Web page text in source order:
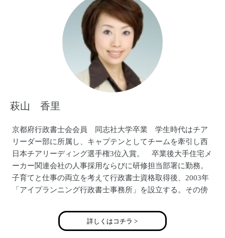
萩山 香里
京都府行政書士会会員 同志社大学卒業 学生時代はチア
リーダー部に所属し、キャプテンとしてチームを牽引し西
日本チアリーディング選手権3位入賞。 卒業後大手住宅メ
ーカー関連会社の人事採用ならびに研修担当部署に勤務。
子育てと仕事の両立を考えて行政書士資格取得後、2003年
「アイプランニング行政書士事務所」を設立する。その傍
書士合格講座のほか、複数の大学で法律講座を担当。
一方、行政書士試験合格後チアリーディングの活動も再開
詳しくはコチラ >